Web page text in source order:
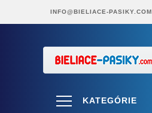
INFO@BIELIACE-PASIKY.COM
KATEGÓRIE